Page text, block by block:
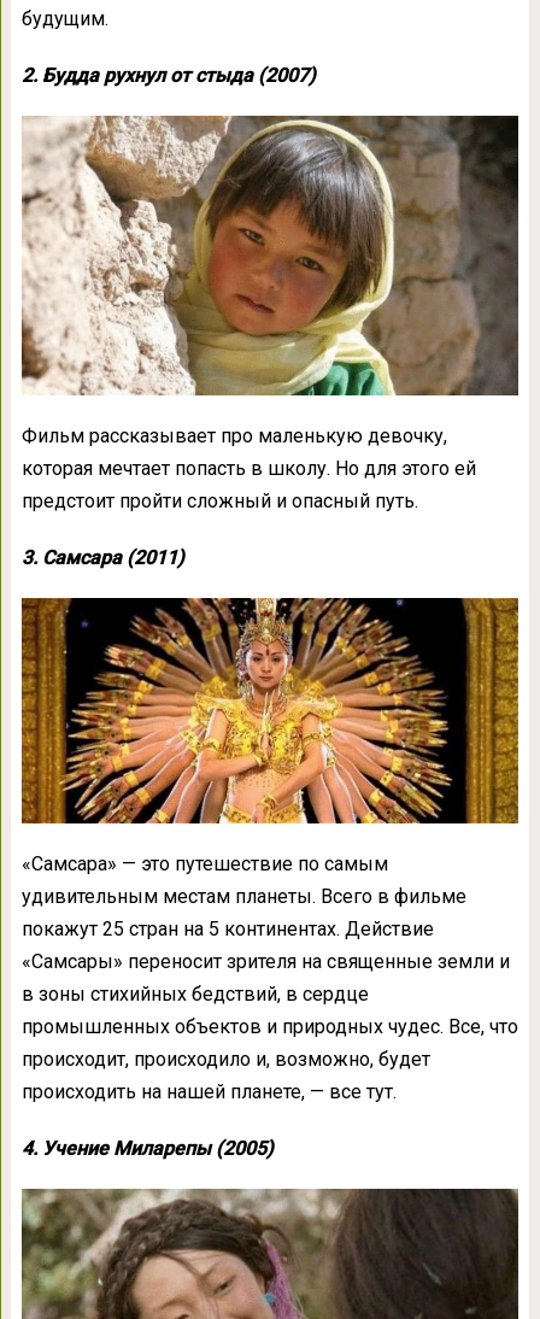
будущим.
2. Будда рухнул от стыда (2007)
Фильм рассказывает про маленькую девочку,
которая мечтает попасть в школу. Но для этого ей
предстоит пройти сложный и опасный путь.
3. Самсара (2011)
«Самсара» — это путешествие по самым
удивительным местам планеты. Всего в фильме
покажут 25 стран на 5 континентах. Действие
«Самсары» переносит зрителя на священные земли и
в зоны стихийных бедствий, в сердце
промышленных объектов и природных чудес. Все, что
происходит, происходило и, возможно, будет
происходить на нашей планете, — все тут.
4. Учение Миларепы (2005)